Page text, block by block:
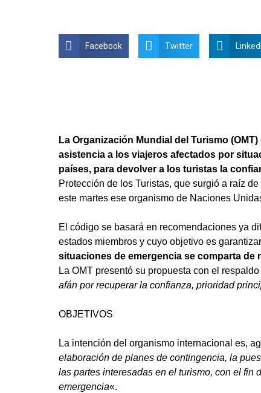
Facebook Twitter
La Organización Mundial del Turismo
asistencia a los viajeros afectados por
países, para devolver a los turistas la
Protección de los Turistas, que surgió a raíz
este martes ese organismo de Naciones
El código se basará en recomendaciones ya
estados miembros y cuyo objetivo es
situaciones de emergencia se comparta de
La OMT presentó su propuesta con el
afán por recuperar la confianza, prioridad
OBJETIVOS
La intención del organismo internacional es,
elaboración de planes de contingencia, la
las partes interesadas en el turismo, con el fin
emergencia«.